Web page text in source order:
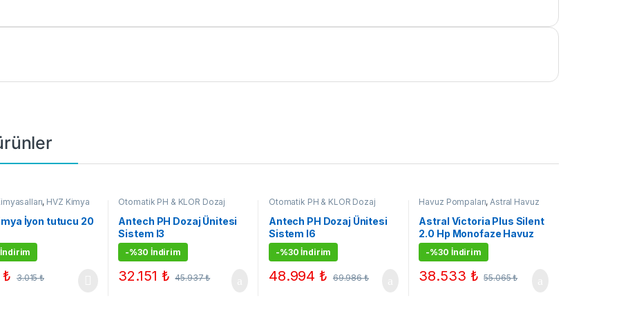
, HVZ Kimya
Çok Satanlar
Ürünler
İyon tutucu 20
₺ 3.015₺
Otomatik PH & KLOR Dozaj
Antech Otomatik
Havuz Dozaj Sistemi,Çok
Satanlar,Kampanyalı Ürünler
Antech PH Dozaj Ünitesi
Sistem I3
-%30 İndirim
32.151 ₺ 45.937₺
Otomatik PH & KLOR Dozaj
Antech Otomatik
Havuz Dozaj Sistemi ,Çok
Satanlar,Kampanyalı Ürünler
Antech PH Dozaj Ünitesi
Sistem I6
-%30 İndirim
48.994 ₺ 69.986₺
Havuz Pompaları,Astral Havuz
Çok Satanlar
Kampanyalı Ürünler
Astral Victoria Plus Silent
2.0 Hp Monofaze Havuz
Pompası
-%30 İndirim
38.533 ₺ 55.065₺